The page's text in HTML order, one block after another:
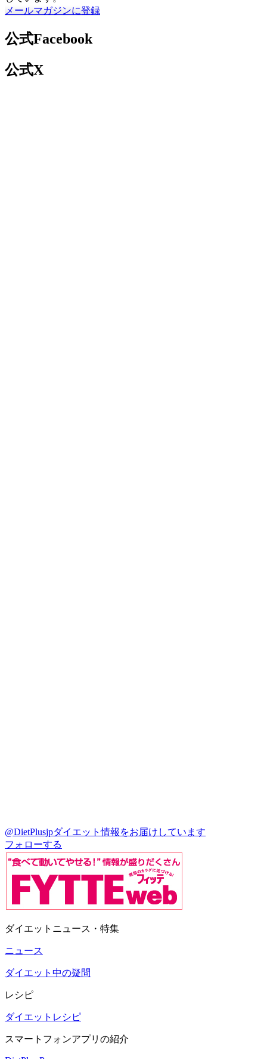
メールマガジンに登録
公式Facebook
公式X
@DietPlusjpダイエット情報をお届けしています
フォローする
ダイエットニュース・特集
ニュース
ダイエット中の疑問
レシピ
ダイエットレシピ
スマートフォンアプリの紹介